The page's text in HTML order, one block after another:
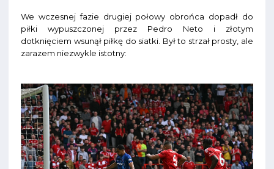
We wczesnej fazie drugiej połowy obrońca dopadł do
piłki wypuszczonej przez Pedro Neto i złotym
dotknięciem wsunął piłkę do siatki. Był to strzał prosty, ale
zarazem niezwykle istotny: